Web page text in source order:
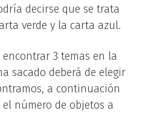
decirse que se trata
verde y la carta azul.
3 temas en la
sacado deberá de elegir
a continuación
número de objetos a